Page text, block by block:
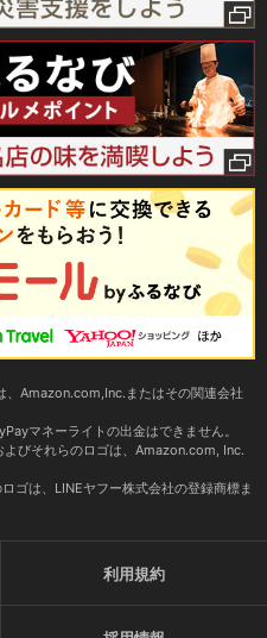
Amazon.com,Inc.またはその関連会社
マネーライトの出金はできません。
びそれらのロゴは、Amazon.com, Inc.
ゴは、LINEヤフー株式会社の登録商標ま
利用規約